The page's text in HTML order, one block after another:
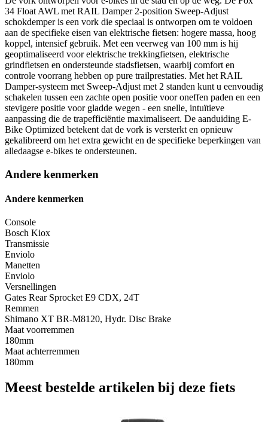
34 Float AWL met RAIL Damper 2-position Sweep-Adjust
schokdemper is een vork die speciaal is ontworpen om te voldoen
aan de specifieke eisen van elektrische fietsen: hogere massa, hoog
koppel, intensief gebruik. Met een veerweg van 100 mm is hij
geoptimaliseerd voor elektrische trekkingfietsen, elektrische
grindfietsen en ondersteunde stadsfietsen, waarbij comfort en
controle voorrang hebben op pure trailprestaties. Met het RAIL
Damper-systeem met Sweep-Adjust met 2 standen kunt u eenvoudig
schakelen tussen een zachte open positie voor oneffen paden en een
stevigere positie voor gladde wegen - een snelle, intuïtieve
aanpassing die de trapefficiëntie maximaliseert. De aanduiding E-
Bike Optimized betekent dat de vork is versterkt en opnieuw
gekalibreerd om het extra gewicht en de specifieke beperkingen van
alledaagse e-bikes te ondersteunen.
Andere kenmerken
Andere kenmerken
Console
Bosch Kiox
Transmissie
Enviolo
Manetten
Enviolo
Versnellingen
Gates Rear Sprocket E9 CDX, 24T
Remmen
Shimano XT BR-M8120, Hydr. Disc Brake
Maat voorremmen
180mm
Maat achterremmen
180mm
Meest bestelde artikelen bij deze fiets